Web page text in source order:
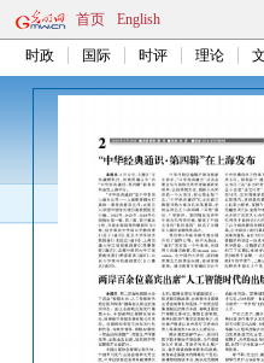
首页 English
时政 国际 时评 理论